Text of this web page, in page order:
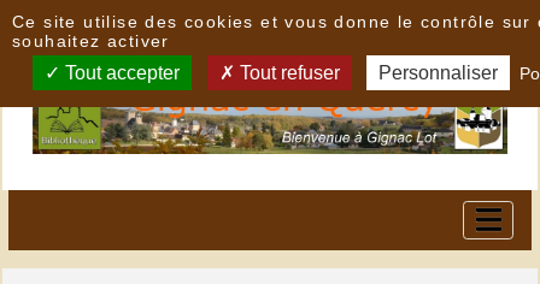
Ce site utilise des cookies et vous donne le contrôle sur
souhaitez activer
Tout accepter Tout refuser Personnaliser